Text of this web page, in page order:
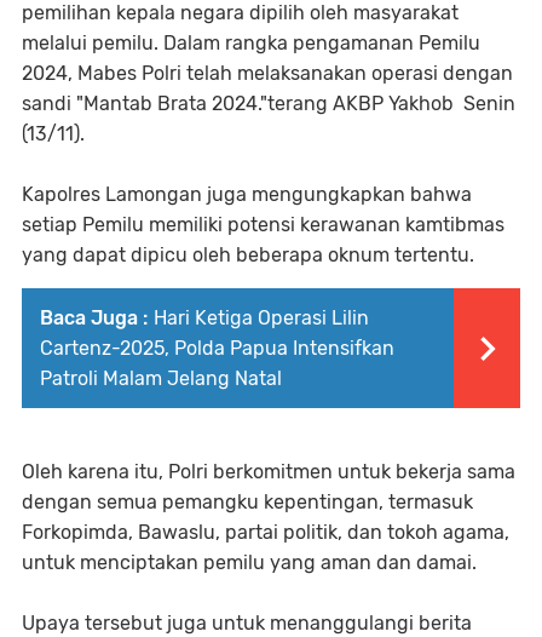
pemilihan kepala negara dipilih oleh masyarakat
melalui pemilu. Dalam rangka pengamanan Pemilu
2024, Mabes Polri telah melaksanakan operasi dengan
sandi "Mantab Brata 2024."terang AKBP Yakhob Senin
(13/11).
Kapolres Lamongan juga mengungkapkan bahwa
setiap Pemilu memiliki potensi kerawanan kamtibmas
yang dapat dipicu oleh beberapa oknum tertentu.
Baca Juga : Hari Ketiga Operasi Lilin
Cartenz-2025, Polda Papua Intensifkan
Patroli Malam Jelang Natal
Oleh karena itu, Polri berkomitmen untuk bekerja sama
dengan semua pemangku kepentingan, termasuk
Forkopimda, Bawaslu, partai politik, dan tokoh agama,
untuk menciptakan pemilu yang aman dan damai.
Upaya tersebut juga untuk menanggulangi berita